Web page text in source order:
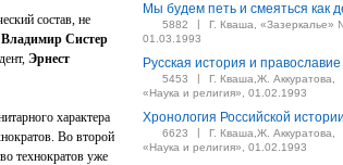
состав, не
Владимир Систер
Эрнест
характера
Во второй
технократов уже
Мы будем петь и смеяться как
5882 |
Г. Кваша, «Зазеркалье»
01.03.1993
Русская история и православие
5453 |
Г. Кваша,Ж. Аккуратова,
«Наука и религия», 01.02.1993
Хронология Российской истории
6623 |
Г. Кваша,Ж. Аккуратова,
«Наука и религия», 01.02.1993